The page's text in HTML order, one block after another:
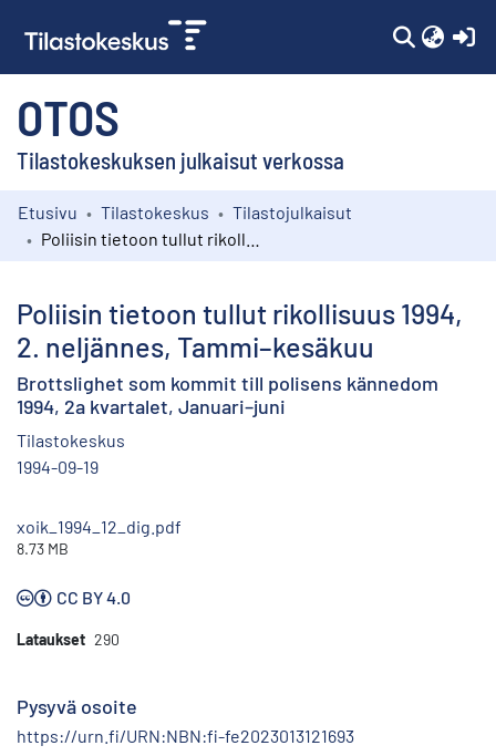
OTOS
Tilastokeskuksen julkaisut verkossa
Kokoelmat
Etusivu Tilastokeskus
Tilastojulkaisut
Poliisin tietoon tullut rikollisuus 1994,
2. neljännes, Tammi–kesäkuu
Brottslighet som kommit till polisens kännedom
1994, 2a kvartalet, Januari–juni
Tilastokeskus
1994-09-19
xoik_1994_12_dig.pdf
8.73 MB
CC BY 4.0
Lataukset 290
Pysyvä osoite
https://urn.fi/URN:NBN:fi-fe2023013121693